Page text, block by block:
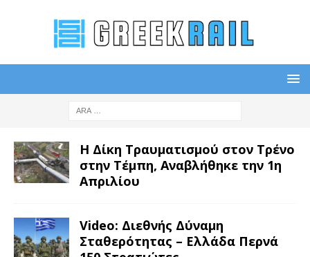
Η Δίκη Τραυματισμού στον Τρένο
στην Τέμπη, Αναβλήθηκε την 1η
Απριλίου
Video: Διεθνής Δύναμη
Σταθερότητας – Ελλάδα Περνά